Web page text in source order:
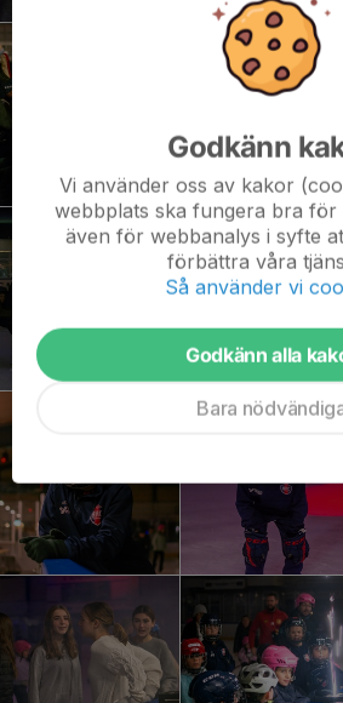
Godkänn
Vi använder oss av kakor
webbplats ska fungera bra för
även för webbanalys i syfte
förbättra våra
Så använder vi
Godkänn alla
Bara